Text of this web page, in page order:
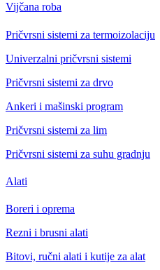
Vijčana roba
Pričvrsni sistemi za termoizolaciju
Univerzalni pričvrsni sistemi
Pričvrsni sistemi za drvo
Ankeri i mašinski program
Pričvrsni sistemi za lim
Pričvrsni sistemi za suhu gradnju
Alati
Boreri i oprema
Rezni i brusni alati
Bitovi, ručni alati i kutije za alat